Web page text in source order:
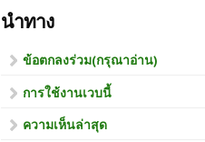
นำทาง
ข้อตกลงร่วม(กรุณาอ่าน)
การใช้งานเวบนี้
ความเห็นล่าสุด